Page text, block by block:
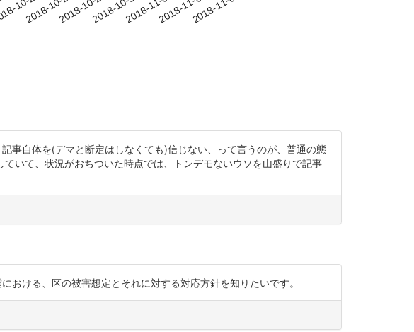
事自体を(デマと断定はしなくても)信じない、って言うのが、普通の態
いて、状況がおちついた時点では、トンデモないウソを山盛りで記事
ける、区の被害想定とそれに対する対応方針を知りたいです。